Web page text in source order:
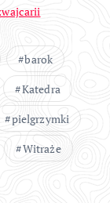
barok
Katedra
pielgrzymki
Witraże